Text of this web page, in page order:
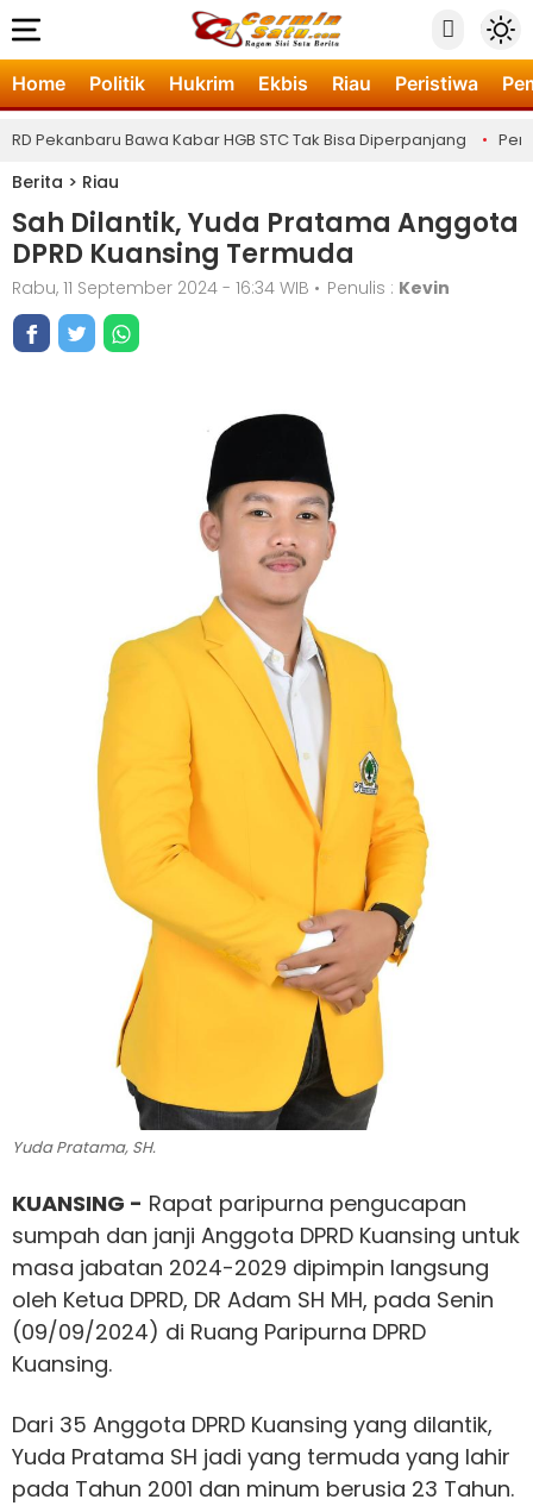
Home Politik Hukrim Ekbis Riau Peristiwa
Pekanbaru Bawa Kabar HGB STC Tak Bisa Diperpanjang •
Berita > Riau
Sah Dilantik, Yuda Pratama Anggota
DPRD Kuansing Termuda
Rabu, 11 September 2024 - 16:34 WIB • Penulis : Kevin
Yuda Pratama, SH.
KUANSING - Rapat paripurna pengucapan
sumpah dan janji Anggota DPRD Kuansing untuk
masa jabatan 2024-2029 dipimpin langsung
oleh Ketua DPRD, DR Adam SH MH, pada Senin
(09/09/2024) di Ruang Paripurna DPRD
Kuansing.
Dari 35 Anggota DPRD Kuansing yang dilantik,
Yuda Pratama SH jadi yang termuda yang lahir
pada Tahun 2001 dan minum berusia 23 Tahun.